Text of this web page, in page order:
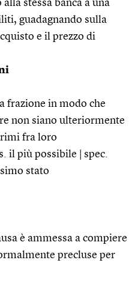
stessa banca a una
guadagnando sulla
e il prezzo di
frazione in modo che
non siano ulteriormente
fra loro
il più possibile | spec.
stato
è ammessa a compiere
precluse per